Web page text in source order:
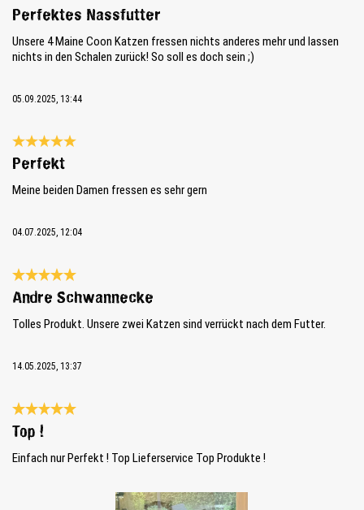
Évaluation avec une note de 5 sur 5 étoiles
Perfektes Nassfutter
Unsere 4 Maine Coon Katzen fressen nichts anderes mehr und lassen
nichts in den Schalen zurück! So soll es doch sein ;)
05.09.2025, 13:44
Évaluation avec une note de 5 sur 5 étoiles
Perfekt
Meine beiden Damen fressen es sehr gern
04.07.2025, 12:04
Évaluation avec une note de 5 sur 5 étoiles
Andre Schwannecke
Tolles Produkt. Unsere zwei Katzen sind verrückt nach dem Futter.
14.05.2025, 13:37
Évaluation avec une note de 5 sur 5 étoiles
Top !
Einfach nur Perfekt ! Top Lieferservice Top Produkte !
Bildergalerie überspringen